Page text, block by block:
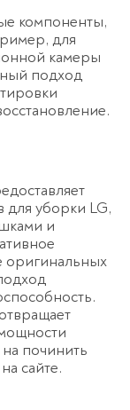
компоненты,
для
камеры
подход
для уборки LG,
и
оригинальных
починить
сайте.